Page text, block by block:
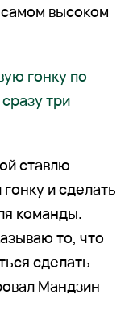
высоком
гонку по
три
ставлю
и сделать
команды.
то, что
сделать
Мандзин